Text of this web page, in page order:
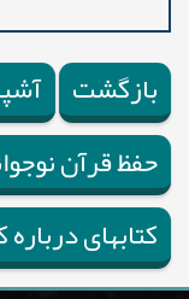
بازگشت
حفظ قرآن
کتابهای